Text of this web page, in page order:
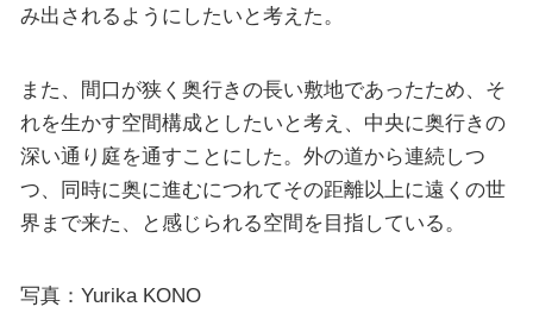
み出されるようにしたいと考えた。
また、間口が狭く奥行きの長い敷地であったため、そ
れを生かす空間構成としたいと考え、中央に奥行きの
深い通り庭を通すことにした。外の道から連続しつ
つ、同時に奥に進むにつれてその距離以上に遠くの世
界まで来た、と感じられる空間を目指している。
写真：Yurika KONO